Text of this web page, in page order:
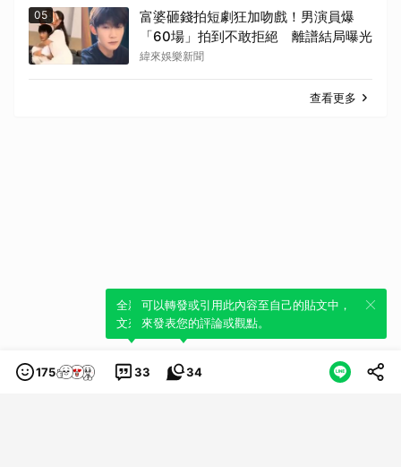
05
富婆砸錢拍短劇狂加吻戲！男演員爆
「60場」拍到不敢拒絕 離譜結局曝光
緯來娛樂新聞
查看更多
175 33
全新體驗！一鍵引用此內容，透過發布貼
文來輕鬆表達個人立場。
34
可以轉發或引用此內容至自己的貼文中，
來發表您的評論或觀點。